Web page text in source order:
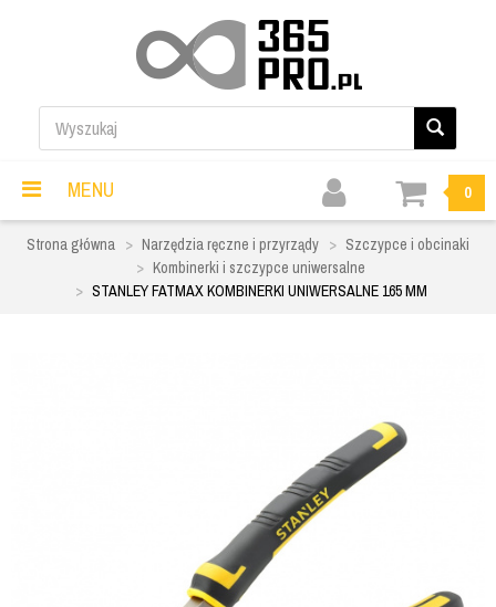
MENU 0
Strona główna Narzędzia ręczne i przyrządy
Szczypce i obcinaki
Kombinerki i szczypce uniwersalne
STANLEY FATMAX KOMBINERKI UNIWERSALNE 165 MM